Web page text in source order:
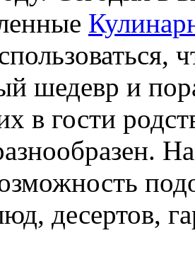
шедевр и
в гости
десертов,